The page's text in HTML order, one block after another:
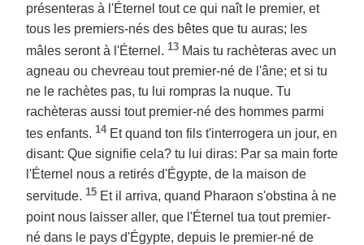
présenteras à l'Éternel tout ce qui naît le premier, et
tous les premiers-nés des bêtes que tu auras; les
mâles seront à l'Éternel. 13 Mais tu rachèteras avec un
agneau ou chevreau tout premier-né de l'âne; et si tu
ne le rachètes pas, tu lui rompras la nuque. Tu
rachèteras aussi tout premier-né des hommes parmi
tes enfants. 14 Et quand ton fils t'interrogera un jour, en
disant: Que signifie cela? tu lui diras: Par sa main forte
l'Éternel nous a retirés d'Égypte, de la maison de
servitude. 15 Et il arriva, quand Pharaon s'obstina à ne
point nous laisser aller, que l'Éternel tua tout premier-
né dans le pays d'Égypte, depuis le premier-né de